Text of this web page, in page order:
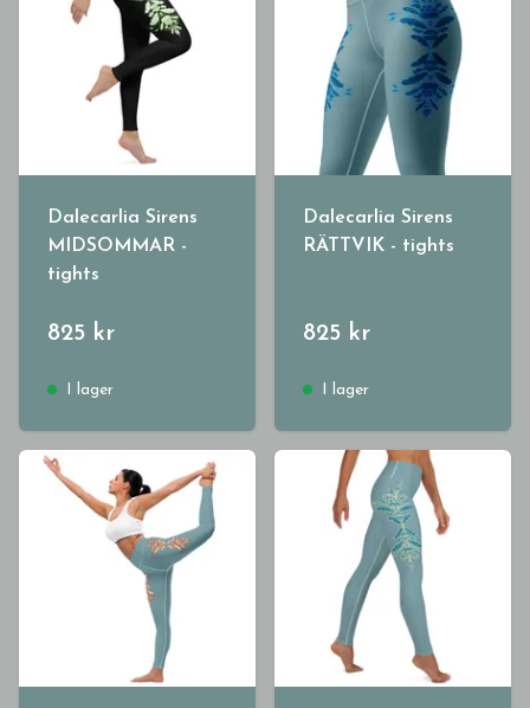
Dalecarlia Sirens
MIDSOMMAR -
tights
825 kr
I lager
Dalecarlia Sirens
RÄTTVIK - tights
825 kr
I lager